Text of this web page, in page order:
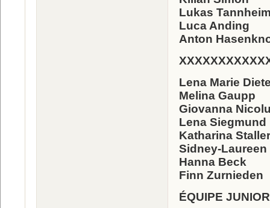
Lukas
Luca Anding
Anton
Lena Marie
Melina Gaupp
Giovanna
Lena Siegmund
Katharina Staller
Sidney-
Hanna Beck
Finn Zurnieden
ÉQUIPE